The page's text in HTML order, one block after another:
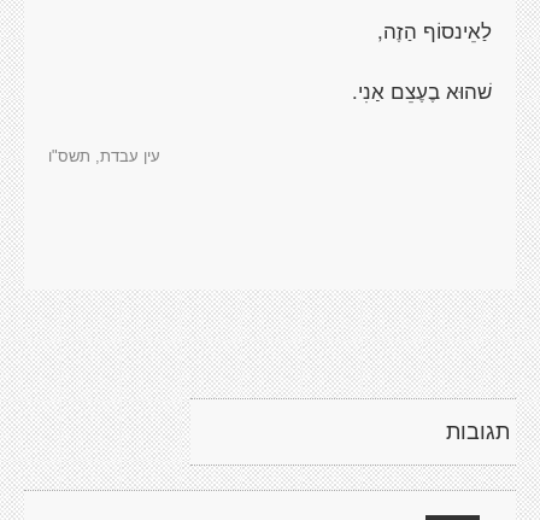
לַאֵינסוֹף הַזֶה,
שׁהוּא בֶעֶצֵם אַנִי.
עין עבדת, תשס"ו
תגובות